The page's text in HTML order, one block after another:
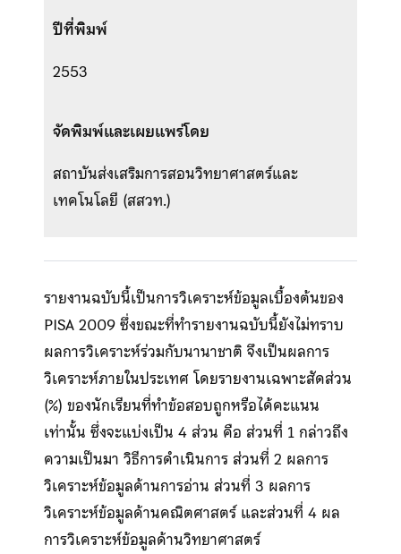
ปีที่พิมพ์
2553
จัดพิมพ์และเผยแพร่โดย
สถาบันส่งเสริมการสอนวิทยาศาสตร์และ
เทคโนโลยี (สสวท.)
รายงานฉบับนี้เป็นการวิเคราะห์ข้อมูลเบื้องต้นของ
PISA 2009 ซึ่งขณะที่ทำรายงานฉบับนี้ยังไม่ทราบ
ผลการวิเคราะห์ร่วมกับนานาชาติ จึงเป็นผลการ
วิเคราะห์ภายในประเทศ โดยรายงานเฉพาะสัดส่วน
(%) ของนักเรียนที่ทำข้อสอบถูกหรือได้คะแนน
เท่านั้น ซึ่งจะแบ่งเป็น 4 ส่วน คือ ส่วนที่ 1 กล่าวถึง
ความเป็นมา วิธีการดำเนินการ ส่วนที่ 2 ผลการ
วิเคราะห์ข้อมูลด้านการอ่าน ส่วนที่ 3 ผลการ
วิเคราะห์ข้อมูลด้านคณิตศาสตร์ และส่วนที่ 4 ผล
การวิเคราะห์ข้อมูลด้านวิทยาศาสตร์